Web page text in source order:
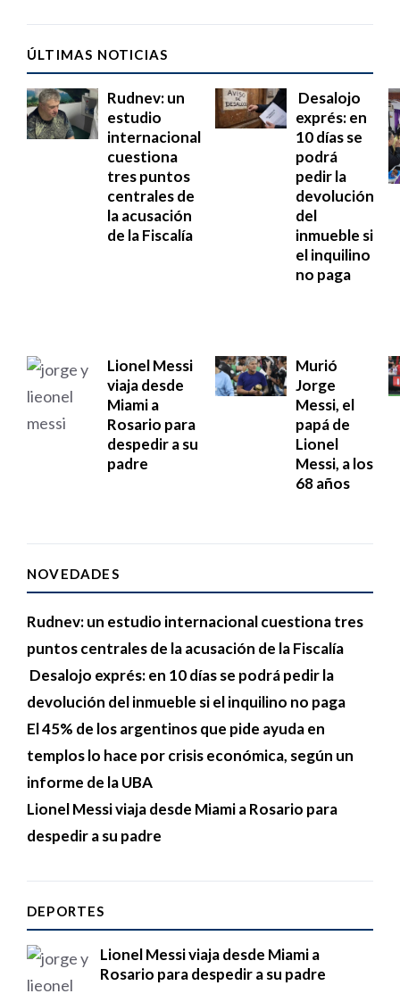
ÚLTIMAS NOTICIAS
Rudnev: un
estudio
internacional
cuestiona
tres puntos
centrales de
la acusación
de la Fiscalía
Desalojo
exprés: en
10 días se
podrá
pedir la
devolución
del
inmueble si
el inquilino
no paga
Lionel Messi
viaja desde
Miami a
Rosario para
despedir a su
padre
Murió
Jorge
Messi, el
papá de
Lionel
Messi, a los
68 años
NOVEDADES
Rudnev: un estudio internacional cuestiona tres
puntos centrales de la acusación de la Fiscalía
Desalojo exprés: en 10 días se podrá pedir la
devolución del inmueble si el inquilino no paga
El 45% de los argentinos que pide ayuda en
templos lo hace por crisis económica, según un
informe de la UBA
Lionel Messi viaja desde Miami a Rosario para
despedir a su padre
DEPORTES
Lionel Messi viaja desde Miami a
Rosario para despedir a su padre